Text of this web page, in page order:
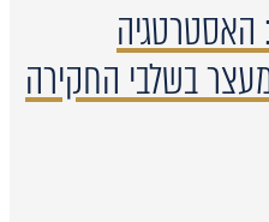
האסטרטגיה
בשלבי החקירה